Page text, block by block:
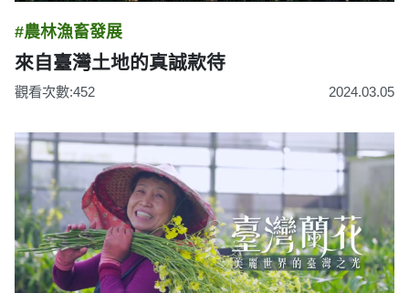
#農林漁畜發展
來自臺灣土地的真誠款待
觀看次數:452 2024.03.05